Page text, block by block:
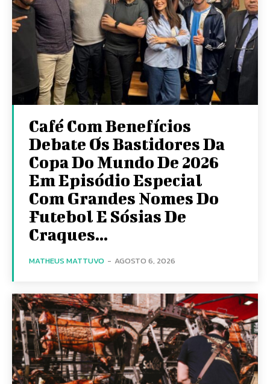
Café Com Benefícios
Debate Os Bastidores Da
Copa Do Mundo De 2026
Em Episódio Especial
Com Grandes Nomes Do
Futebol E Sósias De
Craques...
MATHEUS MATTUVO - AGOSTO 6, 2026